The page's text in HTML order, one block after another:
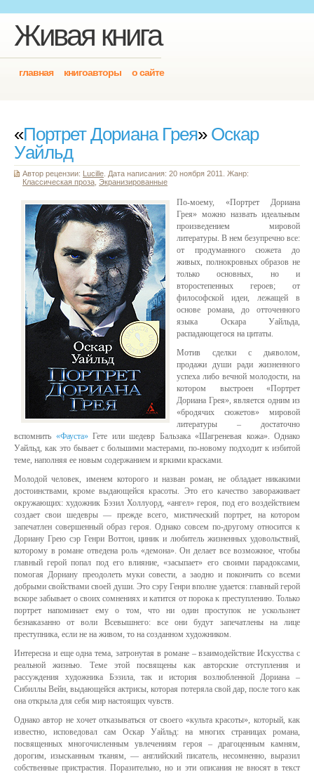
Живая книга
главная книгоавторы о сайте
«Портрет Дориана Грея» Оскар
Уайльд
Автор рецензии: Lucille . Дата написания: 20 ноября 2011. Жанр:
Классическая проза Экранизированные
По-моему, «Портрет Дориана
Грея» можно назвать идеальным
произведением мировой
литературы. В нем безупречно все:
от продуманного сюжета до
живых, полнокровных образов не
только основных, но и
второстепенных героев; от
философской идеи, лежащей в
основе романа, до отточенного
языка Оскара Уайльда,
распадающегося на цитаты.
Мотив сделки с дьяволом,
продажи души ради жизненного
успеха либо вечной молодости, на
котором выстроен «Портрет
Дориана Грея», является одним из
«бродячих сюжетов» мировой
литературы – достаточно
вспомнить «Фауста»Гете или шедевр Бальзака «Шагреневая кожа». Однако
Уайльд, как это бывает с большими мастерами, по-новому подходит к избитой
теме, наполняя ее новым содержанием и яркими красками.
Молодой человек, именем которого и назван роман, не обладает никакими
достоинствами, кроме выдающейся красоты. Это его качество завораживает
окружающих: художник Бэзил Холлуорд, «ангел» героя, под его воздействием
создает свои шедевры — прежде всего, мистический портрет, на котором
запечатлен совершенный образ героя. Однако совсем по-другому относится к
Дориану Грею сэр Генри Воттон, циник и любитель жизненных удовольствий,
которому в романе отведена роль «демона». Он делает все возможное, чтобы
главный герой попал под его влияние, «засыпает» его своими парадоксами,
помогая Дориану преодолеть муки совести, а заодно и покончить со всеми
добрыми свойствами своей души. Это сэру Генри вполне удается: главный герой
вскоре забывает о своих сомнениях и катится от порока к преступлению. Только
портрет напоминает ему о том, что ни один проступок не ускользнет
безнаказанно от воли Всевышнего: все они будут запечатлены на лице
преступника, если не на живом, то на созданном художником.
Интересна и еще одна тема, затронутая в романе – взаимодействие Искусства с
реальной жизнью. Теме этой посвящены как авторские отступления и
рассуждения художника Бэзила, так и история возлюбленной Дориана –
Сибиллы Вейн, выдающейся актрисы, которая потеряла свой дар, после того как
она открыла для себя мир настоящих чувств.
Однако автор не хочет отказываться от своего «культа красоты», который, как
известно, исповедовал сам Оскар Уайльд: на многих страницах романа,
посвященных многочисленным увлечениям героя – драгоценным камням,
дорогим, изысканным тканям, — английский писатель, несомненно, выразил
собственные пристрастия. Поразительно, но и эти описания не вносят в текст